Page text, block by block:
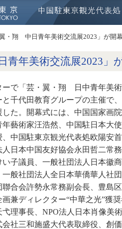
翼・翔 中日青年美術交流展2023」が開
青年美術交流展2023」
ーで「芸・翼・翔 日中青年美
千代田教育グループの主催で
た。開幕式には、中国国家画
藝術家汪浩然、中国駐日本大
中国駐東京観光代表処欧陽安
日本中国友好協会永田哲二常
子議員、一般社団法人日本徽
般社団法人全日本華僑華人社
合会許勢永常務副会長、豊島
兼ディレクター“中華之光”獲
理事長、NPO法人日本肖像美
社三和施盛大代表取締役、創